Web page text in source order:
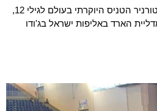
דניאל ברנס ממודיעין זכתה בטורניר הטניס היוקרתי בעולם לגילי 12,
קטפה את מדליית הארד באליפות ישראל בג'ודו